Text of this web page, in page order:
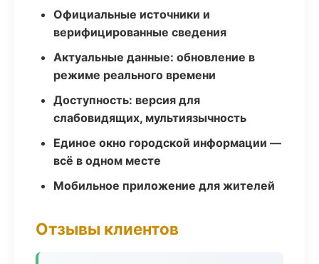
Официальные источники и
верифицированные сведения
Актуальные данные: обновление в
режиме реального времени
Доступность: версия для
слабовидящих, мультиязычность
Единое окно городской информации —
всё в одном месте
Мобильное приложение для жителей
Отзывы клиентов